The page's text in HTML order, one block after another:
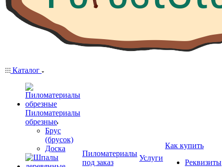
Каталог
Пиломатериалы
обрезные
Брус
(брусок)
Доска
Пиломатериалы
под заказ
Услуги
Как купить
Реквизиты